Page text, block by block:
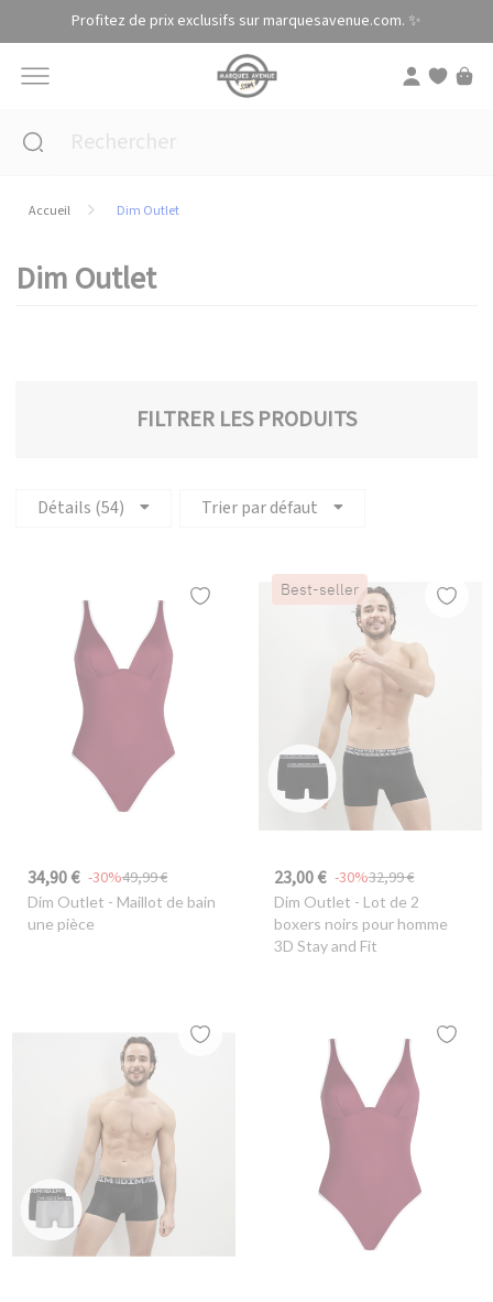
Profitez de prix exclusifs sur marquesavenue.com. ✨
Accueil Dim Outlet
Dim Outlet
FILTRER LES PRODUITS
Détails (54) Trier par défaut
34,90 € 49,99 €
-30%
Dim Outlet - Maillot de bain
une pièce
Best-seller
23,00 € 32,99 €
-30%
Dim Outlet - Lot de 2
boxers noirs pour homme
3D Stay and Fit
Panneau de gestion des cookies